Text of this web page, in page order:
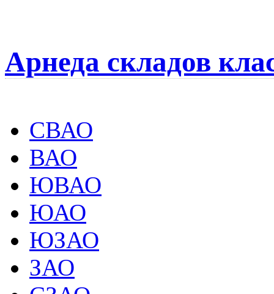
Арнеда складов
СВАО
ВАО
ЮВАО
ЮАО
ЮЗАО
ЗАО